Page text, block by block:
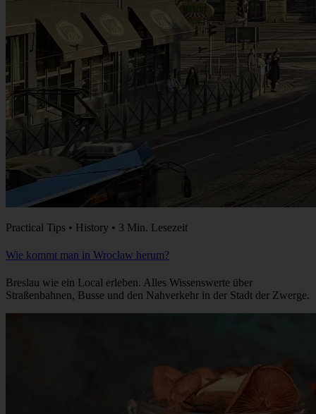
Practical Tips • History • 3 Min. Lesezeit
Wie kommt man in Wrocław herum?
Breslau wie ein Local erleben. Alles Wissenswerte über
Straßenbahnen, Busse und den Nahverkehr in der Stadt der Zwerge.